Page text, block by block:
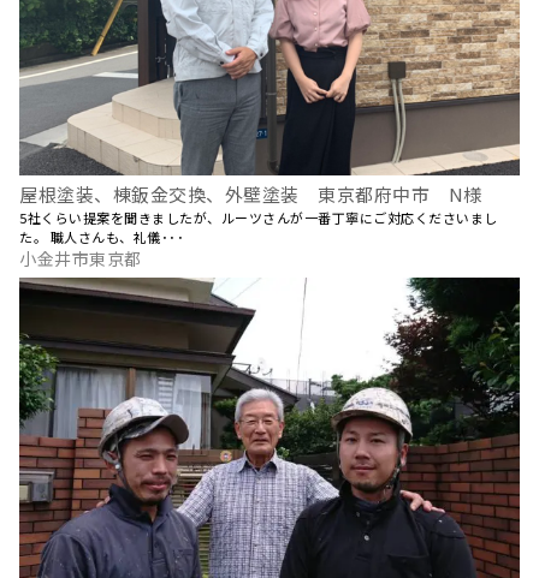
屋根塗装、棟鈑金交換、外壁塗装 東京都府中市 N様
5社くらい提案を聞きましたが、ルーツさんが一番丁寧にご対応くださいまし
た。 職人さんも、礼儀･･･
小金井市東京都